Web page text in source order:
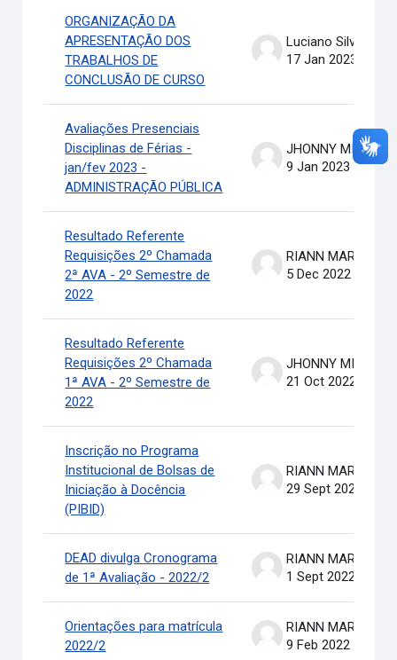
ORGANIZAÇÃO DA
APRESENTAÇÃO DOS
TRABALHOS DE
CONCLUSÃO DE CURSO
Luciano Silva
17 Jan 2023
Avaliações Presenciais
Disciplinas de Férias -
jan/fev 2023 -
ADMINISTRAÇÃO PÚBLICA
9 Jan 2023
Resultado Referente
Requisições 2º Chamada
2ª AVA - 2º Semestre de
2022
5 Dec 2022
Resultado Referente
Requisições 2º Chamada
1ª AVA - 2º Semestre de
2022
21 Oct 2022
Inscrição no Programa
Institucional de Bolsas de
Iniciação à Docência
(PIBID)
29 Sept 2022
DEAD divulga Cronograma
de 1ª Avaliação - 2022/2
1 Sept 2022
Orientações para matrícula
2022/2
9 Feb 2022